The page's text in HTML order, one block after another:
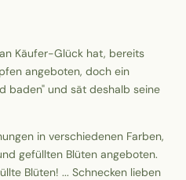
Käufer-Glück hat, bereits
angeboten, doch ein
baden" und sät deshalb seine
in verschiedenen Farben,
gefüllten Blüten angeboten.
Blüten! ... Schnecken lieben